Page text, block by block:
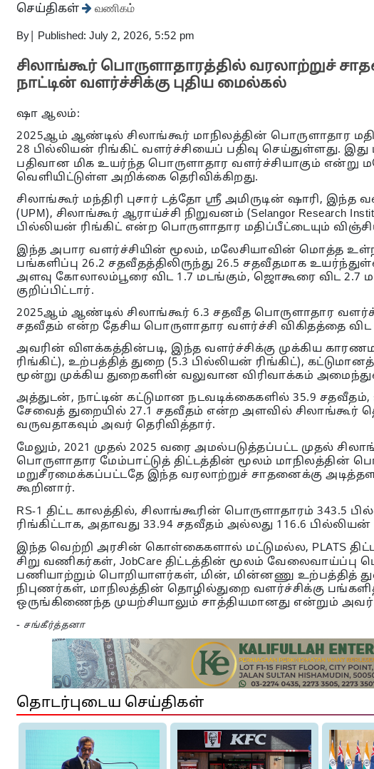
செய்திகள் வணிகம்
By Published: July 2, 2026, 5:52 pm
சிலாங்கூர் பொருளாதாரத்தில் வரலாற்றுச்
நாட்டின் வளர்ச்சிக்கு புதிய மைல்கல்
ஷா ஆலம்:
2025ஆம் ஆண்டில் சிலாங்கூர் மாநிலத்தின் பொருளாதார
28 பில்லியன் ரிங்கிட் வளர்ச்சியைப் பதிவு செய்துள்ளது.
பதிவான மிக உயர்ந்த பொருளாதார வளர்ச்சியாகும் என்று
வெளியிட்டுள்ள அறிக்கை தெரிவிக்கிறது.
சிலாங்கூர் மந்திரி புசார் டத்தோ ஸ்ரீ அமிருடின் ஷாரி,
(UPM), சிலாங்கூர் ஆராய்ச்சி நிறுவனம் (Selangor Research
பில்லியன் ரிங்கிட் என்ற பொருளாதார மதிப்பீட்டையும்
இந்த அபார வளர்ச்சியின் மூலம், மலேசியாவின் மொத்த
பங்களிப்பு 26.2 சதவீதத்திலிருந்து 26.5 சதவீதமாக
அளவு கோலாலம்பூரை விட 1.7 மடங்கும், ஜொகூரை விட 2.7
குறிப்பிட்டார்.
2025ஆம் ஆண்டில் சிலாங்கூர் 6.3 சதவீத பொருளாதார
சதவீதம் என்ற தேசிய பொருளாதார வளர்ச்சி விகிதத்தை விட
அவரின் விளக்கத்தின்படி, இந்த வளர்ச்சிக்கு முக்கிய
ரிங்கிட்), உற்பத்தித் துறை (5.3 பில்லியன் ரிங்கிட்),
மூன்று முக்கிய துறைகளின் வலுவான விரிவாக்கம்
அத்துடன், நாட்டின் கட்டுமான நடவடிக்கைகளில் 35.9
சேவைத் துறையில் 27.1 சதவீதம் என்ற அளவில் சிலாங்கூர்
வருவதாகவும் அவர் தெரிவித்தார்.
மேலும், 2021 முதல் 2025 வரை அமல்படுத்தப்பட்ட முதல்
பொருளாதார மேம்பாட்டுத் திட்டத்தின் மூலம் மாநிலத்தின்
மறுசீரமைக்கப்பட்டதே இந்த வரலாற்றுச் சாதனைக்கு
கூறினார்.
RS-1 திட்ட காலத்தில், சிலாங்கூரின் பொருளாதாரம் 343.5
ரிங்கிட்டாக, அதாவது 33.94 சதவீதம் அல்லது 116.6 பில்லியன்
இந்த வெற்றி அரசின் கொள்கைகளால் மட்டுமல்ல, PLATS
சிறு வணிகர்கள், JobCare திட்டத்தின் மூலம் வேலைவாய்ப்பு
பணியாற்றும் பொறியாளர்கள், மின், மின்னணு உற்பத்தித்
நிபுணர்கள், மாநிலத்தின் தொழில்துறை வளர்ச்சிக்கு
ஒருங்கிணைந்த முயற்சியாலும் சாத்தியமானது என்றும் அவர்
- சங்கீர்த்தனா
தொடர்புடைய செய்திகள்